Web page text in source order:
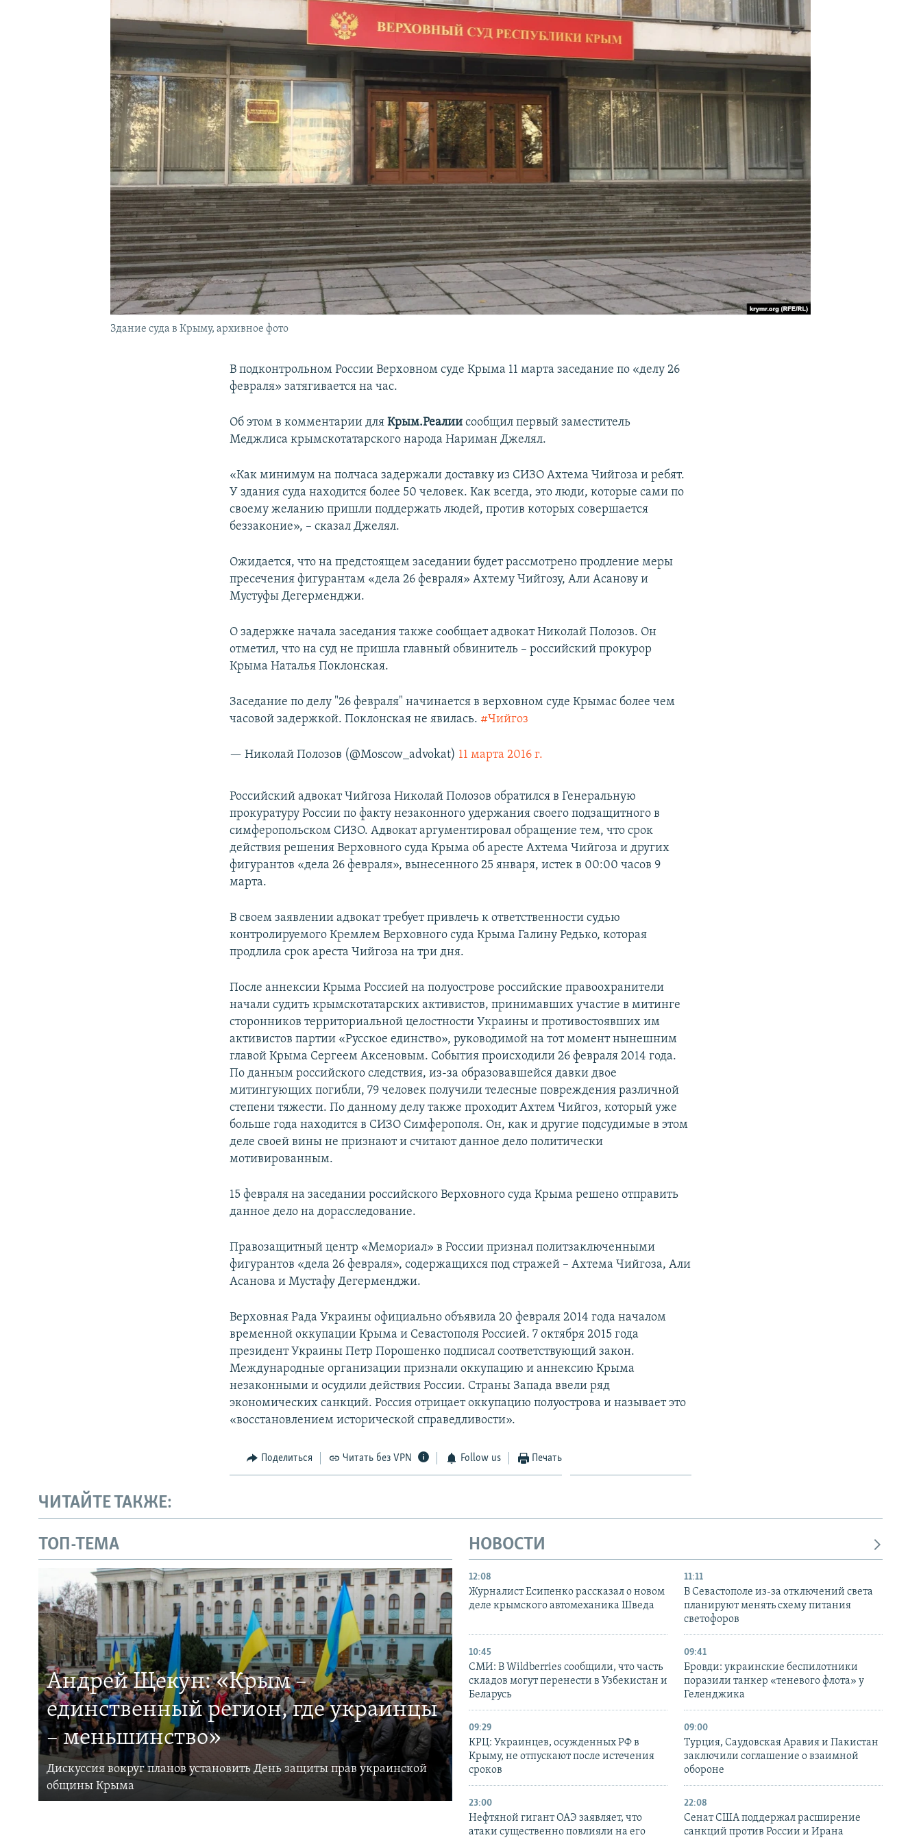
УКРАИНСКАЯ ПРОБЛЕМА КРЫМА
Здание суда в Крыму, архивное фото
В подконтрольном России Верховном суде Крыма 11 марта заседание по «делу 26
февраля» затягивается на час.
Об этом в комментарии дляКрым.Реалии сообщил первый заместитель
Меджлиса крымскотатарского народа Нариман Джелял.
«Как минимум на полчаса задержали доставку из СИЗО Ахтема Чийгоза и ребят.
У здания суда находится более 50 человек. Как всегда, это люди, которые сами по
своему желанию пришли поддержать людей, против которых совершается
беззаконие», – сказал Джелял.
Ожидается, что на предстоящем заседании будет рассмотрено продление меры
пресечения фигурантам «дела 26 февраля» Ахтему Чийгозу, Али Асанову и
Мустуфы Дегерменджи.
О задержке начала заседания также сообщает адвокат Николай Полозов. Он
отметил, что на суд не пришла главный обвинитель – российский прокурор
Крыма Наталья Поклонская.
Заседание по делу "26 февраля" начинается в верховном суде Крымас более чем
часовой задержкой. Поклонская не явилась. #Чийгоз
— Николай Полозов (@Moscow_advokat) 11 марта 2016 г.
Российский адвокат Чийгоза Николай Полозов обратился в Генеральную
прокуратуру России по факту незаконного удержания своего подзащитного в
симферопольском СИЗО. Адвокат аргументировал обращение тем, что срок
действия решения Верховного суда Крыма об аресте Ахтема Чийгоза и других
фигурантов «дела 26 февраля», вынесенного 25 января, истек в 00:00 часов 9
марта.
В своем заявлении адвокат требует привлечь к ответственности судью
контролируемого Кремлем Верховного суда Крыма Галину Редько, которая
продлила срок ареста Чийгоза на три дня.
После аннексии Крыма Россией на полуострове российские правоохранители
начали судить крымскотатарских активистов, принимавших участие в митинге
сторонников территориальной целостности Украины и противостоявших им
активистов партии «Русское единство», руководимой на тот момент нынешним
главой Крыма Сергеем Аксеновым. События происходили 26 февраля 2014 года.
По данным российского следствия, из-за образовавшейся давки двое
митингующих погибли, 79 человек получили телесные повреждения различной
степени тяжести. По данному делу также проходит Ахтем Чийгоз, который уже
больше года находится в СИЗО Симферополя. Он, как и другие подсудимые в этом
деле своей вины не признают и считают данное дело политически
мотивированным.
15 февраля на заседании российского Верховного суда Крыма решено отправить
данное дело на дорасследование.
Правозащитный центр «Мемориал» в России признал политзаключенными
фигурантов «дела 26 февраля», содержащихся под стражей – Ахтема Чийгоза, Али
Асанова и Мустафу Дегерменджи.
Верховная Рада Украины официально объявила 20 февраля 2014 года началом
временной оккупации Крыма и Севастополя Россией. 7 октября 2015 года
президент Украины Петр Порошенко подписал соответствующий закон.
Международные организации признали оккупацию и аннексию Крыма
незаконными и осудили действия России. Страны Запада ввели ряд
экономических санкций. Россия отрицает оккупацию полуострова и называет это
«восстановлением исторической справедливости».
Поделиться Читать без VPN Follow us Печать
ЧИТАЙТЕ ТАКЖЕ:
ТОП-ТЕМА
Андрей Щекун: «Крым –
единственный регион, где украинцы
– меньшинство»
Дискуссия вокруг планов установить День защиты прав украинской
общины Крыма
НОВОСТИ
12:08
Журналист Есипенко рассказал о новом
деле крымского автомеханика Шведа
11:11
В Севастополе из-за отключений света
планируют менять схему питания
светофоров
10:45
СМИ: В Wildberries сообщили, что часть
складов могут перенести в Узбекистан и
Беларусь
09:41
Бровди: украинские беспилотники
поразили танкер «теневого флота» у
Геленджика
09:29
КРЦ: Украинцев, осужденных РФ в
Крыму, не отпускают после истечения
сроков
09:00
Турция, Саудовская Аравия и Пакистан
заключили соглашение о взаимной
обороне
23:00
Нефтяной гигант ОАЭ заявляет, что
атаки существенно повлияли на его
22:08
Сенат США поддержал расширение
санкций против России и Ирана